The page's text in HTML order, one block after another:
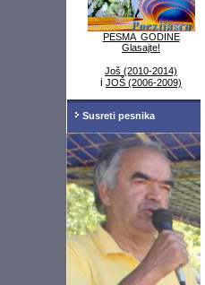
PESMA GODINE
Glasajte!
Još (2010-2014)
i JOŠ (2006-2009)
Susreti pesnika